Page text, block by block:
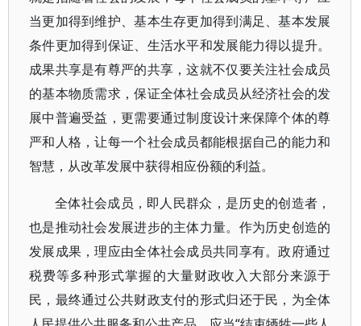
当更加得到维护、基本生存更加得到满足、基本发展
条件更加得到保证、生活水平和发展能力得以提升。
成果共享是有尊严的共享，这就不仅要关注社会成员
的基本物质需求，保证全体社会成员从经济社会的发
展中普遍受益，更需要通过制度设计来保障个体的尊
严和人格，让每一个社会成员都能根据自己的能力和
智慧，从改革发展中获得相应份额的利益。
全体社会成员，即人民群众，是历史的创造者，
也是推动社会发展进步的主体力量。作为历史创造的
发展成果，理应由全体社会成员共同享有。政府通过
税费等多种形式掌握的大量财政收入大部分来源于
民，最终通过公共财政支付的形式归还于民，为全体